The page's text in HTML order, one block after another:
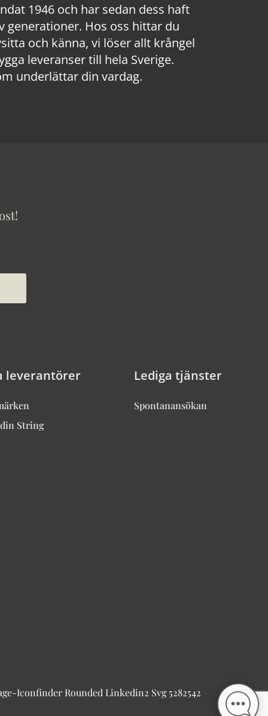
1946 och har sedan dess haft
generationer. Hos oss hittar du
och känna, vi löser allt krångel
leveranser till hela Sverige.
underlättar din vardag.
leverantörer
String
Lediga tjänster
Spontanansökan